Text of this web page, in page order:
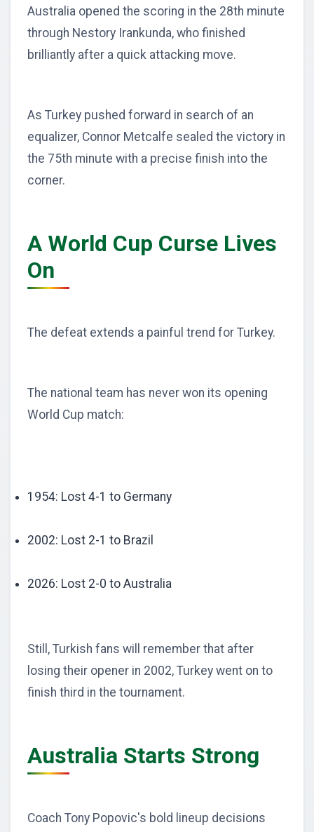
Australia opened the scoring in the 28th minute
through Nestory Irankunda, who finished
brilliantly after a quick attacking move.
As Turkey pushed forward in search of an
equalizer, Connor Metcalfe sealed the victory in
the 75th minute with a precise finish into the
corner.
A World Cup Curse Lives
On
The defeat extends a painful trend for Turkey.
The national team has never won its opening
World Cup match:
1954: Lost 4-1 to Germany
2002: Lost 2-1 to Brazil
2026: Lost 2-0 to Australia
Still, Turkish fans will remember that after
losing their opener in 2002, Turkey went on to
finish third in the tournament.
Australia Starts Strong
Coach Tony Popovic's bold lineup decisions